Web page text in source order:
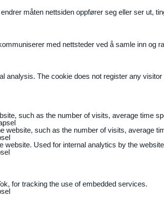
måten nettsiden oppfører seg eller ser ut,
med nettsteder ved å samle inn og
analysis. The cookie does not register any visitor
such as the number of visits, average time
website, such as the number of visits, average
Used for internal analytics by the
for tracking the use of embedded services.